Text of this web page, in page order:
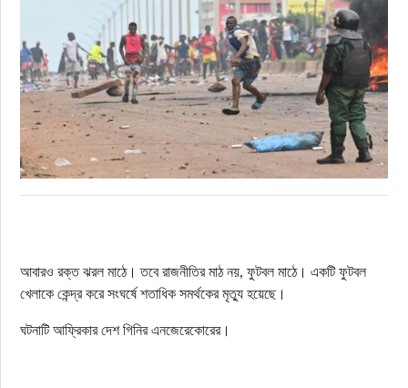
নির্বাচন
আলোচিত সংবাদ
ই-পেপার
আবারও রক্ত ঝরল মাঠে। তবে রাজনীতির মাঠ নয়, ফুটবল মাঠে। একটি ফুটবল
খেলাকে কেন্দ্র করে সংঘর্ষে শতাধিক সমর্থকের মৃত্যু হয়েছে।
ঘটনাটি আফ্রিকার দেশ গিনির এনজেরেকোরের।